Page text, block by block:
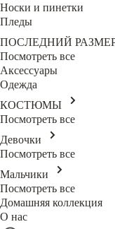
Носки и пинетки
Пледы
ПОСЛЕДНИЙ
Посмотреть все
Аксессуары
Одежда
КОСТЮМЫ
Посмотреть все
Девочки
Посмотреть все
Мальчики
Посмотреть все
Домашняя коллекция
О нас